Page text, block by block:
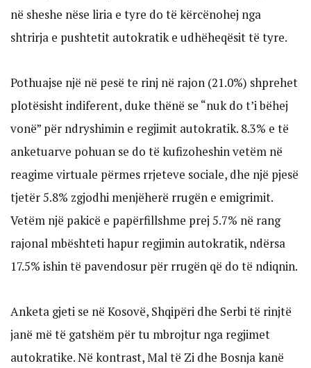
në sheshe nëse liria e tyre do të kërcënohej nga
shtrirja e pushtetit autokratik e udhëheqësit të tyre.
Pothuajse një në pesë te rinj në rajon (21.0%) shprehet
plotësisht indiferent, duke thënë se “nuk do t’i bëhej
vonë” për ndryshimin e regjimit autokratik. 8.3% e të
anketuarve pohuan se do të kufizoheshin vetëm në
reagime virtuale përmes rrjeteve sociale, dhe një pjesë
tjetër 5.8% zgjodhi menjëherë rrugën e emigrimit.
Vetëm një pakicë e papërfillshme prej 5.7% në rang
rajonal mbështeti hapur regjimin autokratik, ndërsa
17.5% ishin të pavendosur për rrugën që do të ndiqnin.
Anketa gjeti se në Kosovë, Shqipëri dhe Serbi të rinjtë
janë më të gatshëm për tu mbrojtur nga regjimet
autokratike. Në kontrast, Mal të Zi dhe Bosnja kanë